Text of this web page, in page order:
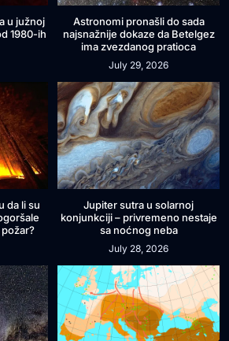
u južnoj
1980-ih
Astronomi pronašli do sada
najsnažnije dokaze da Betelgez
ima zvezdanog pratioca
July 29, 2026
da li su
Jupiter sutra u solarnoj
konjunkciji – privremeno nestaje
sa noćnog neba
July 28, 2026